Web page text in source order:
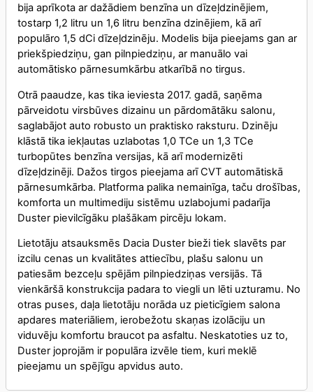
bija aprīkota ar dažādiem benzīna un dīzeļdzinējiem,
tostarp 1,2 litru un 1,6 litru benzīna dzinējiem, kā arī
populāro 1,5 dCi dīzeļdzinēju. Modelis bija pieejams gan ar
priekšpiedziņu, gan pilnpiedziņu, ar manuālo vai
automātisko pārnesumkārbu atkarībā no tirgus.
Otrā paaudze, kas tika ieviesta 2017. gadā, saņēma
pārveidotu virsbūves dizainu un pārdomātāku salonu,
saglabājot auto robusto un praktisko raksturu. Dzinēju
klāstā tika iekļautas uzlabotas 1,0 TCe un 1,3 TCe
turbopūtes benzīna versijas, kā arī modernizēti
dīzeļdzinēji. Dažos tirgos pieejama arī CVT automātiskā
pārnesumkārba. Platforma palika nemainīga, taču drošības,
komforta un multimediju sistēmu uzlabojumi padarīja
Duster pievilcīgāku plašākam pircēju lokam.
Lietotāju atsauksmēs Dacia Duster bieži tiek slavēts par
izcilu cenas un kvalitātes attiecību, plašu salonu un
patiesām bezceļu spējām pilnpiedziņas versijās. Tā
vienkāršā konstrukcija padara to viegli un lēti uzturamu. No
otras puses, daļa lietotāju norāda uz pieticīgiem salona
apdares materiāliem, ierobežotu skaņas izolāciju un
viduvēju komfortu braucot pa asfaltu. Neskatoties uz to,
Duster joprojām ir populāra izvēle tiem, kuri meklē
pieejamu un spējīgu apvidus auto.